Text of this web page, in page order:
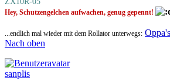
Hey, Schutzengelchen aufwachen, genug gepennt!
...endlich mal wieder mit dem Rollator unterwegs:
Nach oben
sanplis